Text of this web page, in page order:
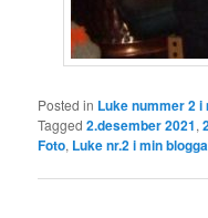
Posted in Luke nummer 2
Tagged 2.desember 2021,
Foto, Luke nr.2 i min